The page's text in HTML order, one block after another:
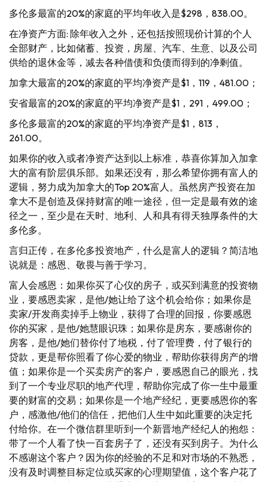
多伦多最富的20%的家庭的平均年收入是$298，838.00。
在净资产方面: 除年收入之外，还包括按照现价计算的个人
全部财产，比如储蓄、投资，房屋、汽车、生意、以及公司
供给的退休金等，减去各种借债和负债而得到的净剩值。
加拿大最富的20%的家庭的平均净资产是$1，119，481.00；
安省最富的20%的家庭的平均净资产是$1，291，499.00；
多伦多最富的20%的家庭的平均净资产是$1，813，
261.00。
如果你的收入或者净资产达到以上标准，恭喜你算加入加拿
大的富有阶层俱乐部。如果还没有，那么希望你拥有富人的
逻辑，努力成为加拿大的Top 20%富人。虽然房产投资在加
拿大不是创造及保持财富的唯一途径，但一定是最有效的途
径之一，至少是在天时、地利、人和具有得天独厚条件的大
多伦多。
言归正传，在多伦多投资地产，什么是富人的逻辑？简洁地
说就是：感恩、敬畏与善于学习。
富人会感恩：如果你买了心仪的房子，或买到满意的投资物
业，要感恩卖家，是他/她让给了这个机会给你；如果你是
卖家/开发商卖掉手上物业，获得了合理的回报，你要感恩
你的买家，是他/她慧眼识珠；如果你是房东，要感谢你的
房客，是他/她们替你付了地税，付了管理费，付了银行的
贷款，更是帮你照看了你心爱的物业，帮助你获得房产的增
值；如果你是一个买卖房产的客户，要感恩自己的眼光，找
到了一个专业尽职的地产代理，帮助你完成了你一生中最重
要的财富的交易；如果你是一个地产经纪，更要感恩你的客
户，感激他/他们的信任，把他们人生中如此重要的决定托
付给你。在一个微信群里听到一个新晋地产经纪人的抱怨：
带了一个人看了快一百套房子了，还没有买到房子。为什么
不感谢这个客户？因为你的经验的不足和对市场的不熟悉，
没有及时调整目标定位或买家的心理期望值，这个客户花了